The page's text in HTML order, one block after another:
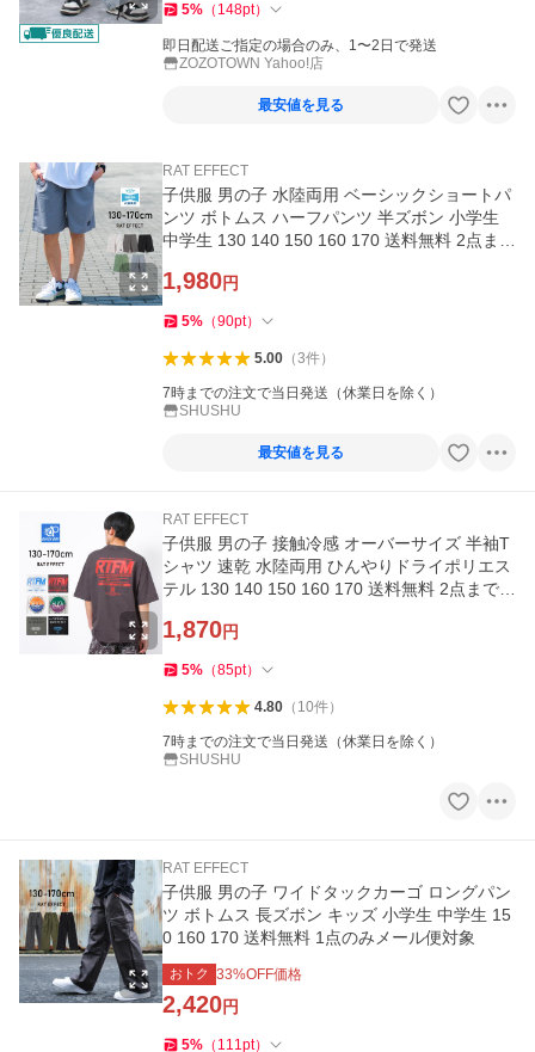
5% （ 148pt）
即日配送ご指定の場合のみ、1〜2日で発送
ZOZOTOWN Yahoo!店
最安値を見る
RAT EFFECT
子供服 男の子 水陸両用 ベーシックショートパ
ンツ ボトムス ハーフパンツ 半ズボン 小学生
中学生 130 140 150 160 170 送料無料 2点まで
1,980円
5% （90pt）
5.00（3件）
7時までの注文で当日発送（休業日を除く）
SHUSHU
最安値を見る
RAT EFFECT
子供服 男の子 接触冷感 オーバーサイズ 半袖T
シャツ 速乾 水陸両用 ひんやりドライポリエス
テル 130 140 150 160 170 送料無料 2点までメ
1,870円
5% （85pt）
4.80（ 10件）
7時までの注文で当日発送（休業日を除く）
SHUSHU
RAT EFFECT
子供服 男の子 ワイドタックカーゴ ロングパン
ツ ボトムス 長ズボン キッズ 小学生 中学生 15
0 160 170 送料無料 1点のみメール便対象
おトク 33%OFF価格
2,420円
5% （ 111pt）